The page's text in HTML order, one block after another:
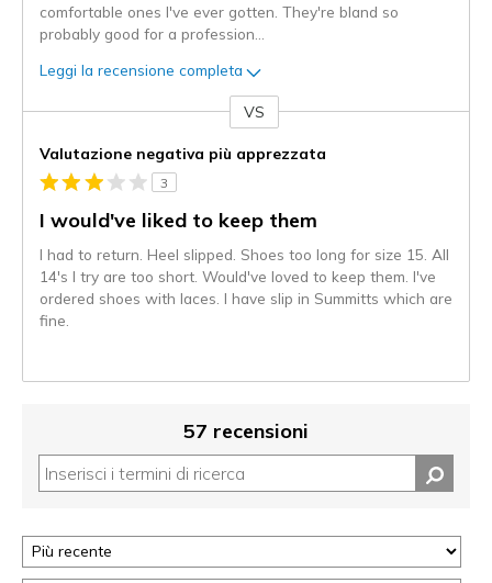
comfortable ones I've ever gotten. They're bland so
probably good for a profession
Leggi la recensione completa
VS
Valutazione negativa più apprezzata
3
I would've liked to keep them
I had to return. Heel slipped. Shoes too long for size 15. All
14's I try are too short. Would've loved to keep them. I've
ordered shoes with laces. I have slip in Summitts which are
fine.
57 recensioni